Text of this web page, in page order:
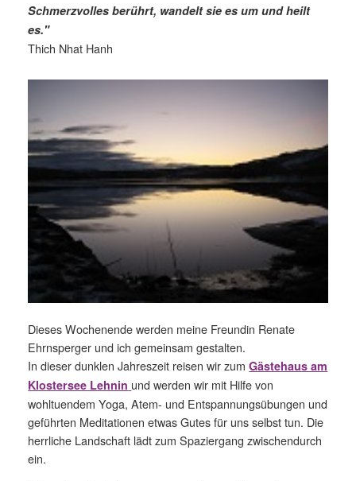
Schmerzvolles berührt, wandelt sie es um und heilt
es."
Thich Nhat Hanh
Dieses Wochenende werden meine Freundin Renate
Ehrnsperger und ich gemeinsam gestalten.
In dieser dunklen Jahreszeit reisen wir zumGästehaus am
Klostersee Lehnin und werden wir mit Hilfe von
wohltuendem Yoga, Atem- und Entspannungsübungen und
geführten Meditationen etwas Gutes für uns selbst tun. Die
herrliche Landschaft lädt zum Spaziergang zwischendurch
ein.